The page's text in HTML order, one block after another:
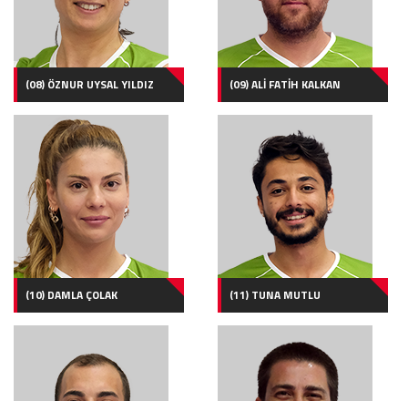
(08) ÖZNUR UYSAL YILDIZ (09) ALİ FATİH KALKAN
(10) DAMLA ÇOLAK (11) TUNA MUTLU